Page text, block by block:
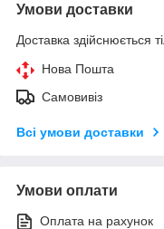
Умови доставки
Доставка здійснюється
Нова Пошта
Самовивіз
Всі умови доставки
Умови оплати
Оплата на рахунок